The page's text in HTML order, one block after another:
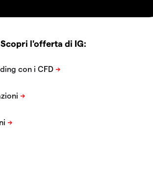
Scopri l'offerta di IG: